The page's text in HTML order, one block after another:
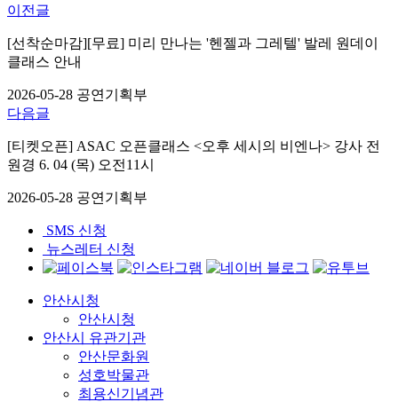
이전글
[선착순마감][무료] 미리 만나는 '헨젤과 그레텔' 발레 원데이
클래스 안내
2026-05-28 공연기획부
다음글
[티켓오픈] ASAC 오픈클래스 <오후 세시의 비엔나> 강사 전
원경 6. 04 (목) 오전11시
2026-05-28 공연기획부
SMS 신청
뉴스레터 신청
안산시청
안산시청
안산시 유관기관
안산문화원
성호박물관
최용신기념관